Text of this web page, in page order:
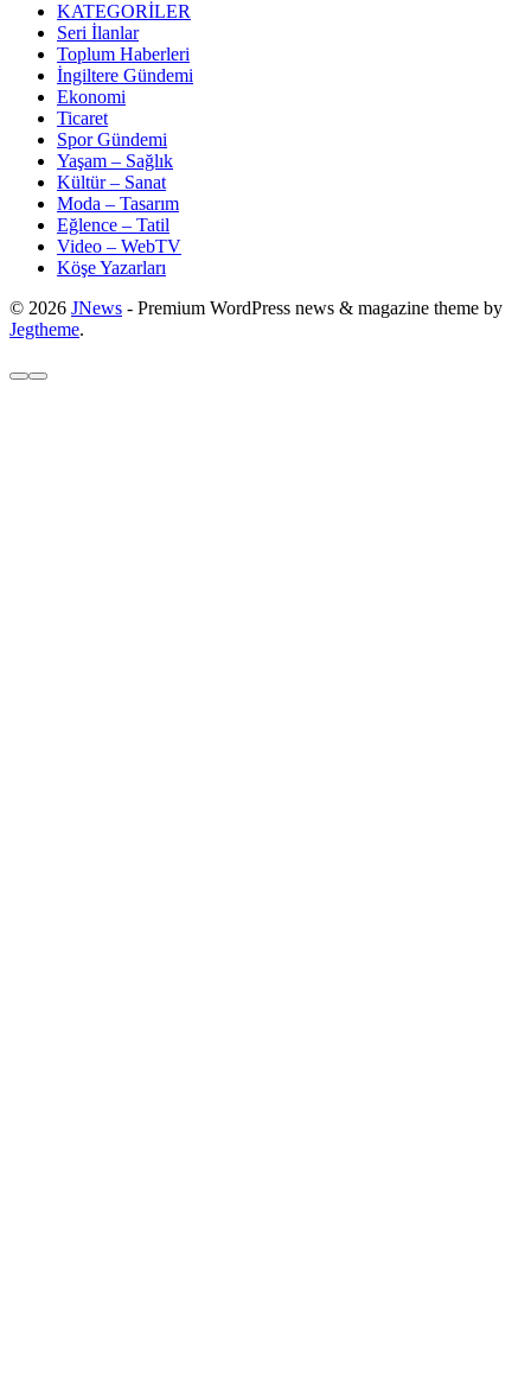
KATEGORİLER
Seri İlanlar
Toplum Haberleri
İngiltere Gündemi
Ekonomi
Ticaret
Spor Gündemi
Yaşam – Sağlık
Kültür – Sanat
Moda – Tasarım
Eğlence – Tatil
Video – WebTV
Köşe Yazarları
© 2026 JNews - Premium WordPress news & magazine theme by
Jegtheme.